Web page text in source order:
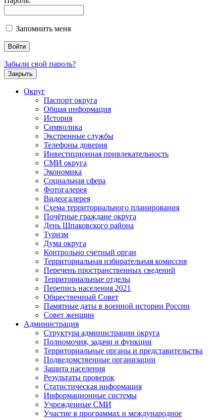
Запомнить меня
Забыли свой пароль?
Закрыть
Округ
Паспорт округа
Общая информация
История
Символика
Экстренные службы
Телефоны доверия
Инвестиционная привлекательность
СМИ округа
Экономика
Социальная сфера
Фотогалерея
Видеогалерея
Схема территориального планирования
Почётные граждане округа
День Шпаковского района
Туризм
Дума округа
Контрольно счетный орган
Территориальная избирательная комиссия
Перечень пространственных сведений
Территориальные отделы
Перепись населения 2021
Общественный Совет
Памятные даты в военной истории России
Совет женщин
Администрация
Структура администрации округа
Полномочия, задачи и функции
Территориальные органы и представительства
Подведомственные организации
Защита населения
Результаты проверок
Статистическая информация
Информационные системы
Учрежденные СМИ
Участие в программах и международное